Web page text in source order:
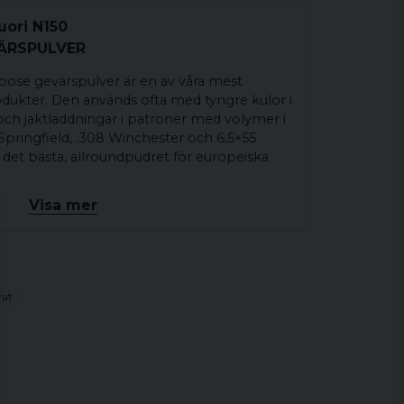
N150
gevärspulver är en av våra mest
Den används ofta med tyngre kulor i
jaktladdningar i patroner med volymer i
.308 Winchester och 6,5×55
det bästa, allroundpudret för europeiska
VÅRA PROFFS
.308 Win-patroner med Lapua Naturalis-
skjutnoggrannhet garanteras med nästan
vi att prova laddningen på 2,75 g / 42,4
ger N150 ett bra utbud av alternativ med
och skjutavstånd upp till 800 meter!
Visa mer